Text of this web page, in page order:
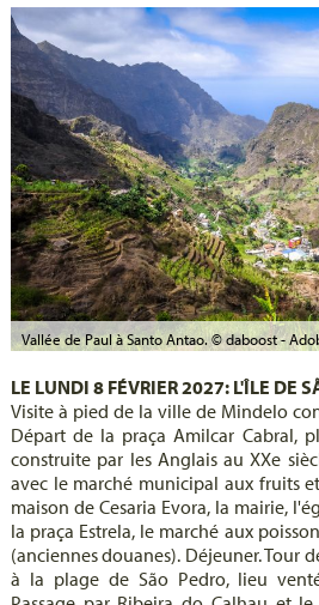
Vallée de Paul à Santo Antao. © daboost -
LE LUNDI 8 FÉVRIER 2027: L'ÎLE DE
Visite à pied de la ville de Mindelo
Départ de la praça Amilcar Cabral,
construite par les Anglais au XXe
avec le marché municipal aux fruits
maison de Cesaria Evora, la mairie,
la praça Estrela, le marché aux
(anciennes douanes). Déjeuner. Tour
à la plage de São Pedro, lieu